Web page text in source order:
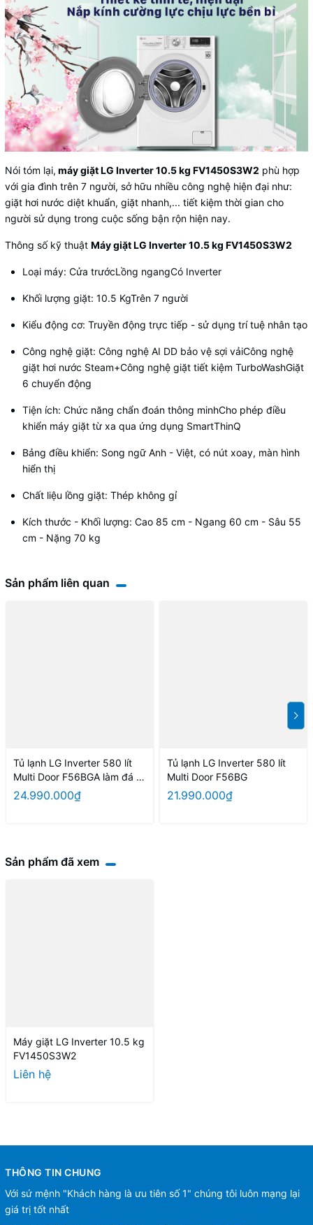
Nói tóm lại, máy giặt LG Inverter 10.5 kg FV1450S3W2 phù hợp
với gia đình trên 7 người, sở hữu nhiều công nghệ hiện đại như:
giặt hơi nước diệt khuẩn, giặt nhanh,... tiết kiệm thời gian cho
người sử dụng trong cuộc sống bận rộn hiện nay.
Thông số kỹ thuật Máy giặt LG Inverter 10.5 kg FV1450S3W2
Loại máy: Cửa trướcLồng ngangCó Inverter
Khối lượng giặt: 10.5 KgTrên 7 người
Kiểu động cơ: Truyền động trực tiếp - sử dụng trí tuệ nhân tạo
Công nghệ giặt: Công nghệ AI DD bảo vệ sợi vảiCông nghệ
giặt hơi nước Steam+Công nghệ giặt tiết kiệm TurboWashGiặt
6 chuyển động
Tiện ích: Chức năng chẩn đoán thông minhCho phép điều
khiển máy giặt từ xa qua ứng dụng SmartThinQ
Bảng điều khiển: Song ngữ Anh - Việt, có nút xoay, màn hình
hiển thị
Chất liệu lồng giặt: Thép không gỉ
Kích thước - Khối lượng: Cao 85 cm - Ngang 60 cm - Sâu 55
cm - Nặng 70 kg
Sản phẩm liên quan
Tủ lạnh LG Inverter 580 lít
Multi Door F56BGA làm đá tự
động
24.990.000₫
Tủ lạnh LG Inverter 580 lít
Multi Door F56BG
21.990.000₫
Sản phẩm đã xem
Máy giặt LG Inverter 10.5 kg
FV1450S3W2
Liên hệ
THÔNG TIN CHUNG
Với sứ mệnh "Khách hàng là ưu tiên số 1" chúng tôi luôn mạng lại
giá trị tốt nhất